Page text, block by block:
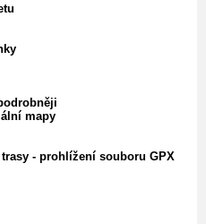
mapy
- prohlížení souboru GPX